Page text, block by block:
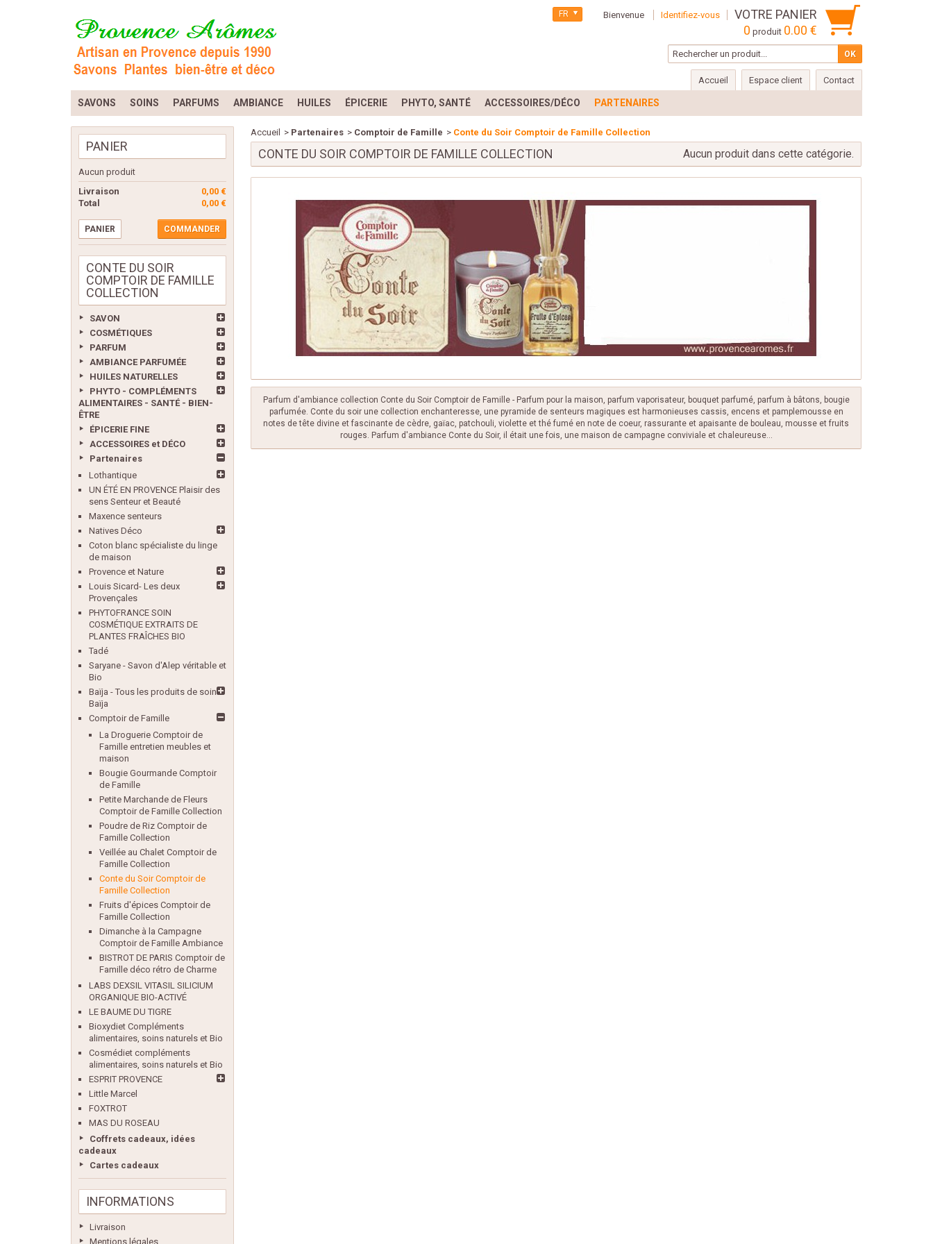
Bienvenue Identifiez-vous
VOTRE PANIER
0 produit 0.00 €
FR
Accueil Espace client Contact
SAVONS SOINS PARFUMS AMBIANCE HUILES ÉPICERIE PHYTO, SANTÉ ACCESSOIRES/DÉCO PARTENAIRES
PANIER
Aucun produit
0,00 €
Livraison
0,00 €
Total
PANIER COMMANDER
CONTE DU SOIR
COMPTOIR DE FAMILLE
COLLECTION
SAVON
COSMÉTIQUES
PARFUM
AMBIANCE PARFUMÉE
HUILES NATURELLES
PHYTO - COMPLÉMENTS
ALIMENTAIRES - SANTÉ - BIEN-
ÊTRE
ÉPICERIE FINE
ACCESSOIRES et DÉCO
Partenaires
Lothantique
UN ÉTÉ EN PROVENCE Plaisir des
sens Senteur et Beauté
Maxence senteurs
Natives Déco
Coton blanc spécialiste du linge
de maison
Provence et Nature
Louis Sicard- Les deux
Provençales
PHYTOFRANCE SOIN
COSMÉTIQUE EXTRAITS DE
PLANTES FRAÎCHES BIO
Tadé
Saryane - Savon d'Alep véritable et
Bio
Baïja - Tous les produits de soin
Baïja
Comptoir de Famille
La Droguerie Comptoir de
Famille entretien meubles et
maison
Bougie Gourmande Comptoir
de Famille
Petite Marchande de Fleurs
Comptoir de Famille Collection
Poudre de Riz Comptoir de
Famille Collection
Veillée au Chalet Comptoir de
Famille Collection
Conte du Soir Comptoir de
Famille Collection
Fruits d'épices Comptoir de
Famille Collection
Dimanche à la Campagne
Comptoir de Famille Ambiance
BISTROT DE PARIS Comptoir de
Famille déco rétro de Charme
LABS DEXSIL VITASIL SILICIUM
ORGANIQUE BIO-ACTIVÉ
LE BAUME DU TIGRE
Bioxydiet Compléments
alimentaires, soins naturels et Bio
Cosmédiet compléments
alimentaires, soins naturels et Bio
ESPRIT PROVENCE
Little Marcel
FOXTROT
MAS DU ROSEAU
Coffrets cadeaux, idées
cadeaux
Cartes cadeaux
INFORMATIONS
Livraison
Mentions légales
Accueil > Partenaires > Comptoir de Famille > Conte du Soir Comptoir de Famille Collection
CONTE DU SOIR COMPTOIR DE FAMILLE COLLECTION Aucun produit dans cette catégorie.
Parfum d'ambiance collection Conte du Soir Comptoir de Famille - Parfum pour la maison, parfum vaporisateur, bouquet parfumé, parfum à bâtons, bougie
parfumée. Conte du soir une collection enchanteresse, une pyramide de senteurs magiques est harmonieuses cassis, encens et pamplemousse en
notes de tête divine et fascinante de cèdre, gaïac, patchouli, violette et thé fumé en note de coeur, rassurante et apaisante de bouleau, mousse et fruits
rouges. Parfum d'ambiance Conte du Soir, il était une fois, une maison de campagne conviviale et chaleureuse...